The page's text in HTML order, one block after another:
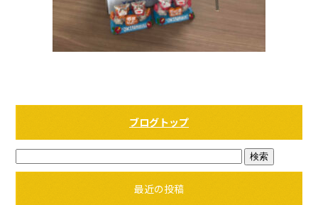
ブログトップ
最近の投稿